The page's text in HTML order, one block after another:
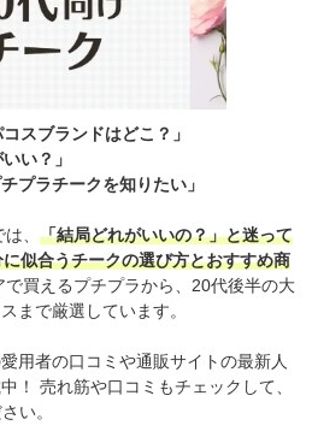
スブランドはどこ？」
い？」
プラチークを知りたい」
、 「結局どれがいいの？」と迷って
似合うチークの選び方とおすすめ商
で買えるプチプラから、20代後半の大
まで厳選しています。
用者の口コミや通販サイトの最新人
！ 売れ筋や口コミもチェックして、
い。